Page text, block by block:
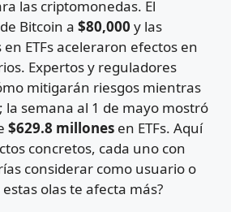
las criptomonedas. El
Bitcoin a $80,000 y las
ETFs aceleraron efectos en
Expertos y reguladores
mitigarán riesgos mientras
la semana al 1 de mayo mostró
$629.8 millones en ETFs. Aquí
concretos, cada uno con
considerar como usuario o
olas te afecta más?